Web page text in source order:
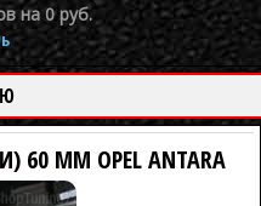
на 0 руб.
ММ OPEL ANTARA